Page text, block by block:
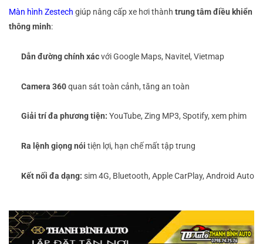
Màn hình Zestech giúp nâng cấp xe hơi thành trung tâm điều khiển
thông minh:
Dẫn đường chính xácvới Google Maps, Navitel, Vietmap
Camera 360quan sát toàn cảnh, tăng an toàn
Giải trí đa phương tiện: YouTube, Zing MP3, Spotify, xem phim
Ra lệnh giọng nói tiện lợi, hạn chế mất tập trung
Kết nối đa dạng: sim 4G, Bluetooth, Apple CarPlay, Android Auto